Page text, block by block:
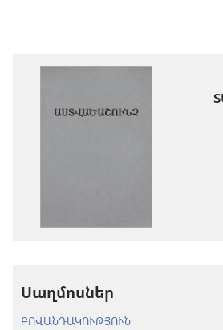
Սաղմոսներ
ԲՈՎԱՆԴԱԿՈՒԹՅՈՒՆ